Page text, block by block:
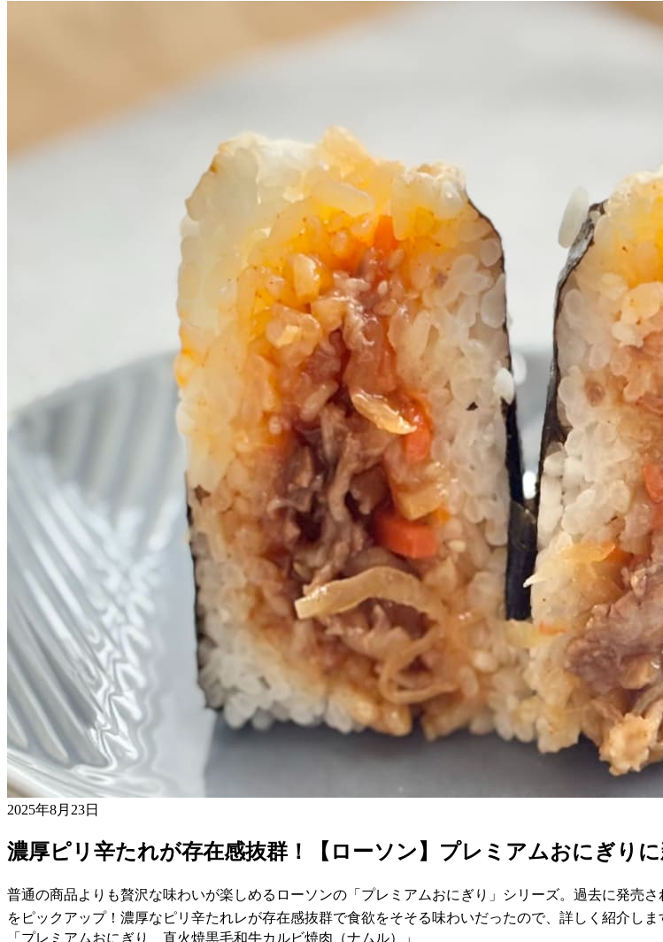
2025年8月23日
濃厚ピリ辛たれが存在感抜群！【ローソン】プレミアムおにぎり
普通の商品よりも贅沢な味わいが楽しめるローソンの「プレミアムおにぎり」シリーズ。過去に発売
をピックアップ！濃厚なピリ辛たれレが存在感抜群で食欲をそそる味わいだったので、詳しく紹介しま
「プレミアムおにぎり 直火焼黒毛和牛カルビ焼肉（ナムル）」